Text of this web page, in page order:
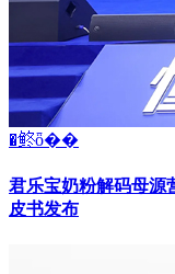
�鿴ȫ��
君乐宝奶粉解码母源
皮书发布